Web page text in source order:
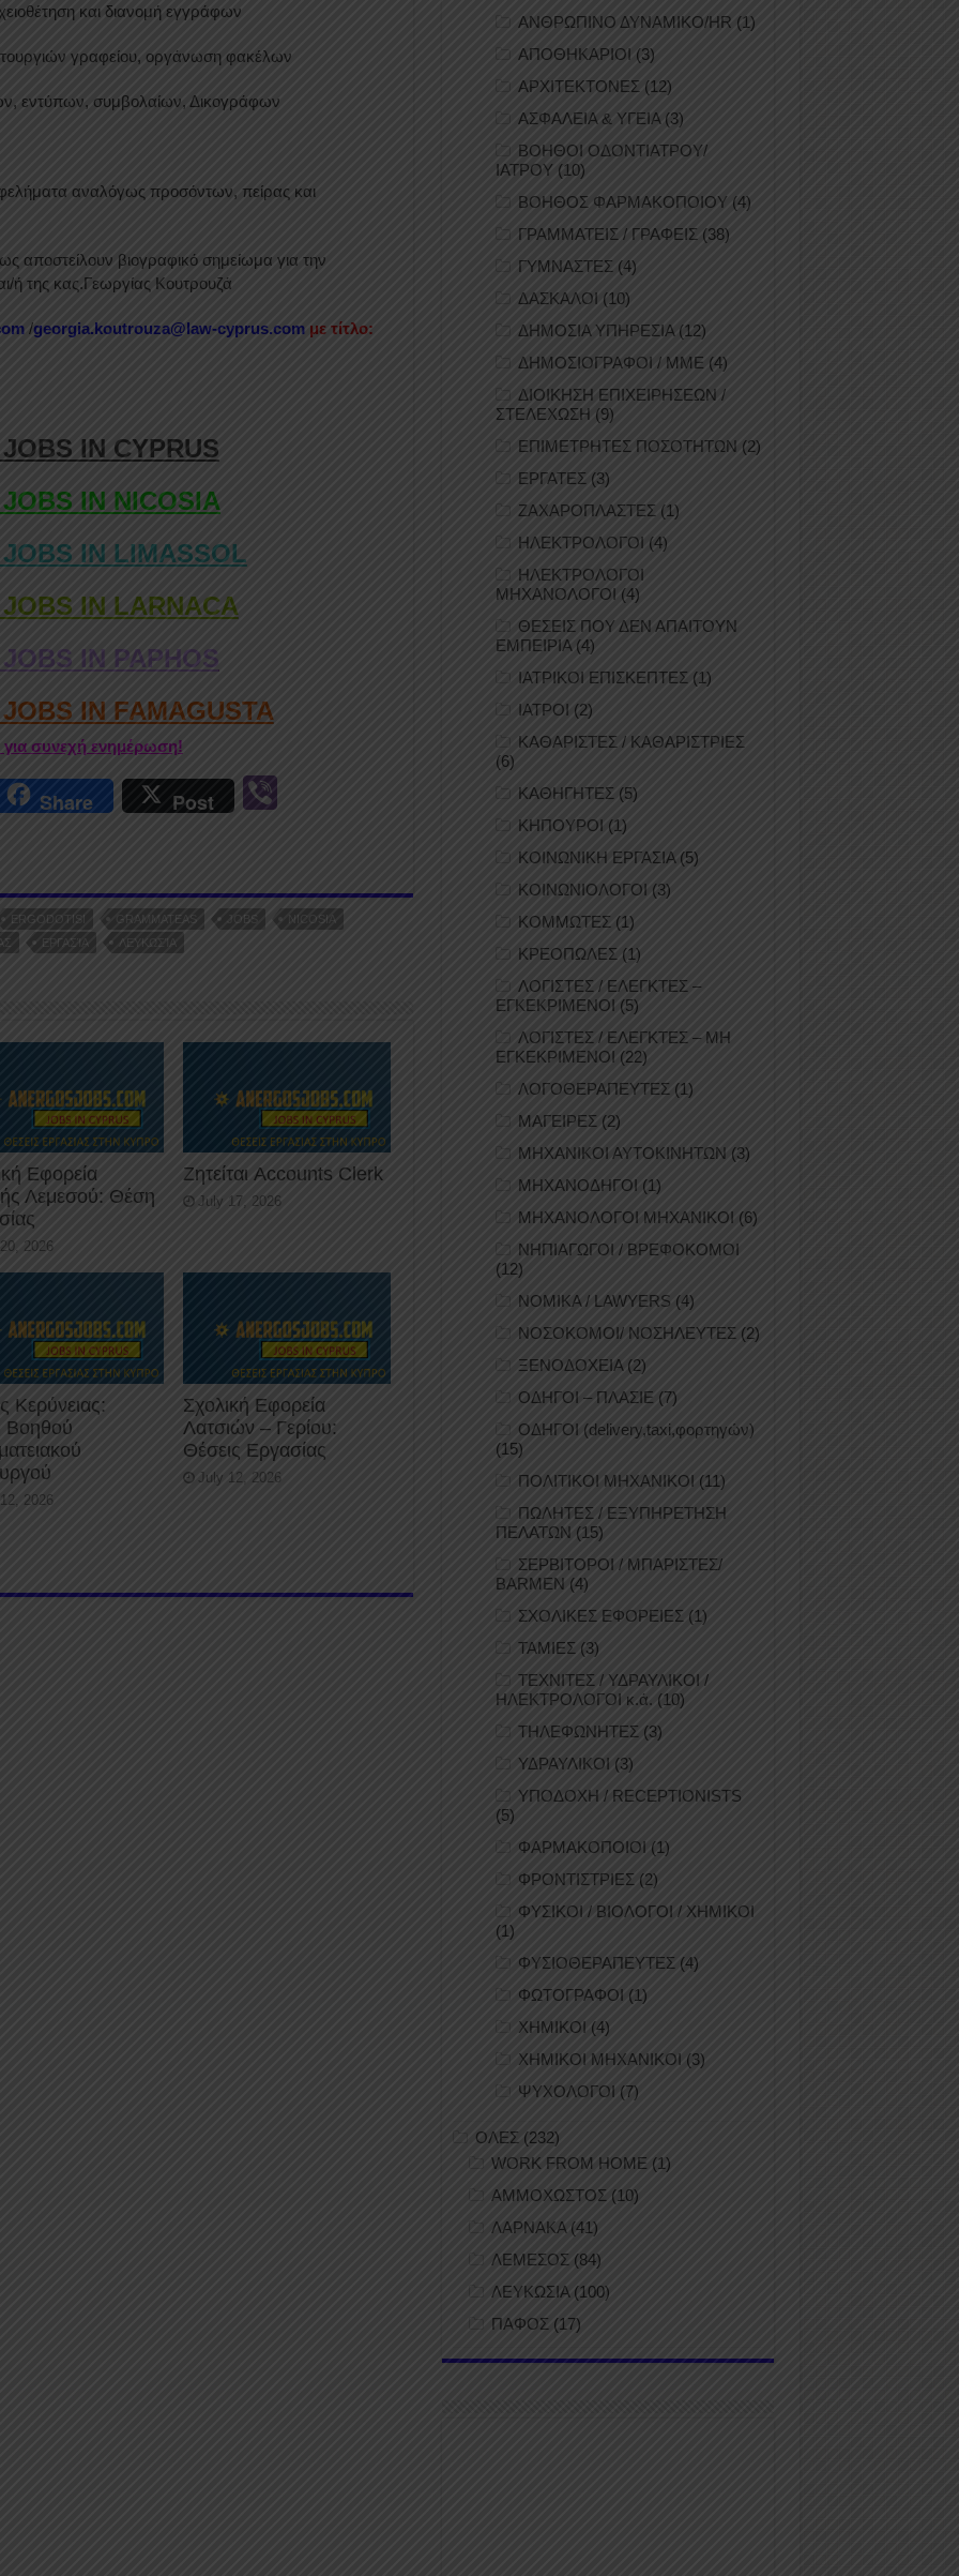
και διανομή εγγράφων
γραφείου, οργάνωση φακέλων
εντύπων, συμβολαίων, Δικογράφων
αναλόγως προσόντων, πείρας και
αποστείλουν βιογραφικό σημείωμα για την
ή της κας.Γεωργίας Κουτρουζά
/georgia.koutrouza@law-cyprus.com με τίτλο:
IN CYPRUS
IN NICOSIA
IN LIMASSOL
IN LARNACA
IN PAPHOS
IN FAMAGUSTA
για συνεχή ενημέρωση!
Share Post
ERGODOTISI GRAMMATEAS JOBS
NICOSIA
ΕΡΓΑΣΊΑ ΛΕΥΚΩΣΊΑ
Εφορεία
Λεμεσού: Θέση
2026
Ζητείται Accounts Clerk
July 17, 2026
Κερύνειας:
Βοηθού
2026
Σχολική Εφορεία
Λατσιών – Γερίου:
Θέσεις Εργασίας
July 12, 2026
ΑΝΘΡΩΠΙΝΟ ΔΥΝΑΜΙΚΟ/HR (1)
ΑΠΟΘΗΚΑΡΙΟΙ (3)
ΑΡΧΙΤΕΚΤΟΝΕΣ (12)
ΑΣΦΑΛΕΙΑ & ΥΓΕΙΑ (3)
ΒΟΗΘΟΙ ΟΔΟΝΤΙΑΤΡΟΥ/
ΙΑΤΡΟΥ(10)
ΒΟΗΘΟΣ ΦΑΡΜΑΚΟΠΟΙΟΥ (4)
ΓΡΑΜΜΑΤΕΙΣ / ΓΡΑΦΕΙΣ (38)
ΓΥΜΝΑΣΤΕΣ (4)
ΔΑΣΚΑΛΟΙ (10)
ΔΗΜΟΣΙΑ ΥΠΗΡΕΣΙΑ (12)
ΔΗΜΟΣΙΟΓΡΑΦΟΙ / ΜΜΕ (4)
ΔΙΟΙΚΗΣΗ ΕΠΙΧΕΙΡΗΣΕΩΝ /
ΣΤΕΛΕΧΩΣΗ (9)
ΕΠΙΜΕΤΡΗΤΕΣ ΠΟΣΟΤΗΤΩΝ (2)
ΕΡΓΑΤΕΣ (3)
ΖΑΧΑΡΟΠΛΑΣΤΕΣ (1)
ΗΛΕΚΤΡΟΛΟΓΟΙ (4)
ΗΛΕΚΤΡΟΛΟΓΟΙ
ΜΗΧΑΝΟΛΟΓΟΙ (4)
ΘΕΣΕΙΣ ΠΟΥ ΔΕΝ ΑΠΑΙΤΟΥΝ
ΕΜΠΕΙΡΙΑ(4)
ΙΑΤΡΙΚΟΙ ΕΠΙΣΚΕΠΤΕΣ (1)
ΙΑΤΡΟΙ (2)
ΚΑΘΑΡΙΣΤΕΣ / ΚΑΘΑΡΙΣΤΡΙΕΣ
(6)
ΚΑΘΗΓΗΤΕΣ (5)
ΚΗΠΟΥΡΟΙ (1)
ΚΟΙΝΩΝΙΚΗ ΕΡΓΑΣΙΑ(5)
ΚΟΙΝΩΝΙΟΛΟΓΟΙ (3)
ΚΟΜΜΩΤΕΣ (1)
ΚΡΕΟΠΩΛΕΣ (1)
ΛΟΓΙΣΤΕΣ / ΕΛΕΓΚΤΕΣ –
ΕΓΚΕΚΡΙΜΕΝΟΙ (5)
ΛΟΓΙΣΤΕΣ / ΕΛΕΓΚΤΕΣ – ΜΗ
ΕΓΚΕΚΡΙΜΕΝΟΙ (22)
ΛΟΓΟΘΕΡΑΠΕΥΤΕΣ (1)
ΜΑΓΕΙΡΕΣ (2)
ΜΗΧΑΝΙΚΟΙ ΑΥΤΟΚΙΝΗΤΩΝ (3)
ΜΗΧΑΝΟΔΗΓΟΙ (1)
ΜΗΧΑΝΟΛΟΓΟΙ ΜΗΧΑΝΙΚΟΙ (6)
ΝΗΠΙΑΓΩΓΟΙ / ΒΡΕΦΟΚΟΜΟΙ
(12)
ΝΟΜΙΚΑ / LAWYERS (4)
ΝΟΣΟΚΟΜΟΙ/ ΝΟΣΗΛΕΥΤΕΣ (2)
ΞΕΝΟΔΟΧΕΙΑ(2)
ΟΔΗΓΟΙ – ΠΛΑΣΙΕ (7)
ΟΔΗΓΟΙ (delivery,taxi,φορτηγών)
(15)
ΠΟΛΙΤΙΚΟΙ ΜΗΧΑΝΙΚΟΙ (11)
ΠΩΛΗΤΕΣ / ΕΞΥΠΗΡΕΤΗΣΗ
ΠΕΛΑΤΩΝ (15)
ΣΕΡΒΙΤΟΡΟΙ / ΜΠΑΡΙΣΤΕΣ/
BARMEN (4)
ΣΧΟΛΙΚΕΣ ΕΦΟΡΕΙΕΣ (1)
ΤΑΜΙΕΣ (3)
ΤΕΧΝΙΤΕΣ / ΥΔΡΑΥΛΙΚΟΙ /
ΗΛΕΚΤΡΟΛΟΓΟΙ κ.ά. (10)
ΤΗΛΕΦΩΝΗΤΕΣ (3)
ΥΔΡΑΥΛΙΚΟΙ (3)
ΥΠΟΔΟΧΗ / RECEPTIONISTS
(5)
ΦΑΡΜΑΚΟΠΟΙΟΙ (1)
ΦΡΟΝΤΙΣΤΡΙΕΣ (2)
ΦΥΣΙΚΟΙ / ΒΙΟΛΟΓΟΙ / ΧΗΜΙΚΟΙ
(1)
ΦΥΣΙΟΘΕΡΑΠΕΥΤΕΣ (4)
ΦΩΤΟΓΡΑΦΟΙ (1)
ΧΗΜΙΚΟΙ (4)
ΧΗΜΙΚΟΙ ΜΗΧΑΝΙΚΟΙ (3)
ΨΥΧΟΛΟΓΟΙ (7)
ΟΛΕΣ (232)
WORK FROM HOME (1)
ΑΜΜΟΧΩΣΤΟΣ (10)
ΛΑΡΝΑΚΑ (41)
ΛΕΜΕΣΟΣ (84)
ΛΕΥΚΩΣΙΑ(100)
ΠΑΦΟΣ (17)